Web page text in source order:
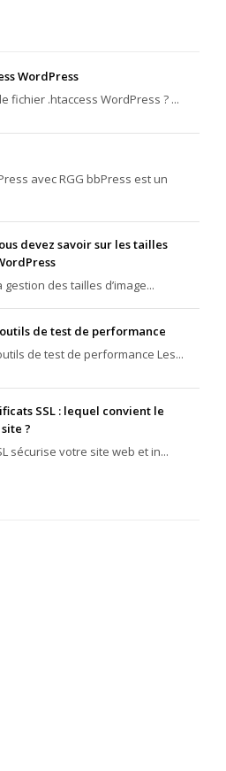
WordPress
fichier .htaccess WordPress ? ...
avec RGG bbPress est un
devez savoir sur les tailles
des tailles d’image...
de test de performance
de test de performance Les...
SSL : lequel convient le
?
sécurise votre site web et in...